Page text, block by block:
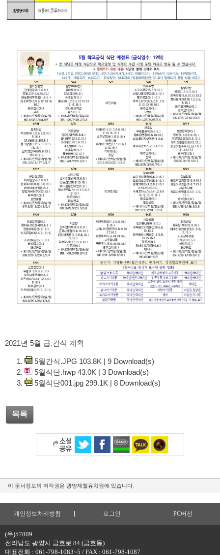
2021년 5월 급.간식 계획
5월간식.JPG 103.8K | 9 Download(s)
5월식단.hwp 43.0K | 3 Download(s)
5월식단001.jpg 299.1K | 8 Download(s)
목록
이 문서정보의 저작권은 광양제철유치원에 있습니다.
개인정보처리방침 로그인 PC버전
(우)57809
전라남도 광양시 금호로 84 (금호동)
대표전화 : 061-798-1083~5 / FAX : 061-798-1087